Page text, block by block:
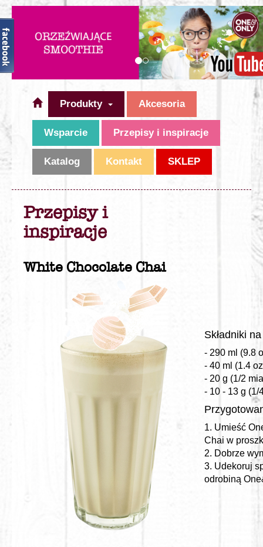
Produkty Akcesoria
Wsparcie Przepisy i inspiracje
Katalog Kontakt SKLEP
Przepisy i
inspiracje
White Chocolate Chai
Składniki
- 290 ml (9.8
- 40 ml (1.4
- 20 g (1/2
- 10 - 13 g
1. Umieść
Chai w
2. Dobrze
3. Udekoruj
odrobiną